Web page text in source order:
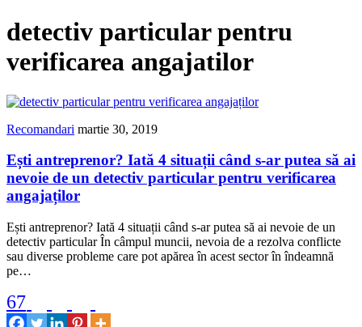
detectiv particular pentru
verificarea angajatilor
Recomandari martie 30, 2019
Ești antreprenor? Iată 4 situații când s-ar putea să ai
nevoie de un detectiv particular pentru verificarea
angajaților
Ești antreprenor? Iată 4 situații când s-ar putea să ai nevoie de un
detectiv particular În câmpul muncii, nevoia de a rezolva conflicte
sau diverse probleme care pot apărea în acest sector în îndeamnă
pe…
67